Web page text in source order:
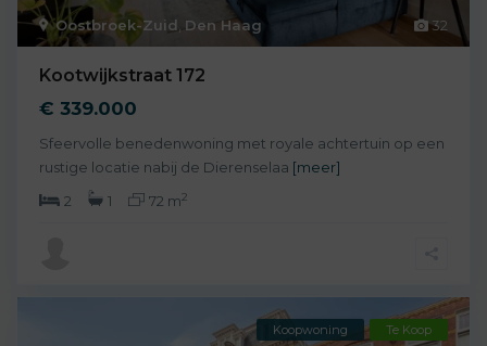
32
Oostbroek-Zuid Den Haag
Kootwijkstraat 172
€ 339.000
Sfeervolle benedenwoning met royale achtertuin op een
rustige locatie nabij de Dierenselaa [meer]
2
1 72 m2
Koopwoning Te Koop